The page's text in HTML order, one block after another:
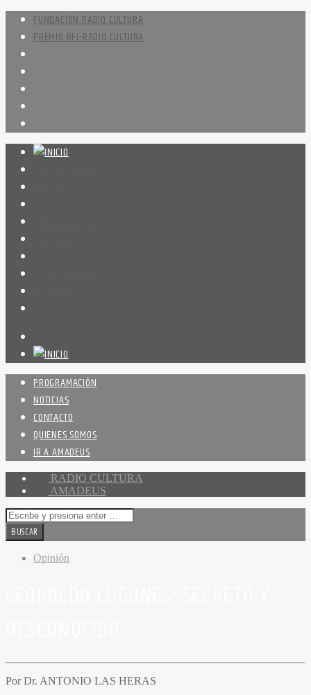
FUNDACIÓN RADIO CULTURA
PREMIO RFI-RADIO CULTURA
PROGRAMACIÓN
NOTICIAS
CONTACTO
QUIENES SOMOS
IR A AMADEUS
RADIO CULTURA
AMADEUS
Opinión
Por Dr. ANTONIO LAS HERAS